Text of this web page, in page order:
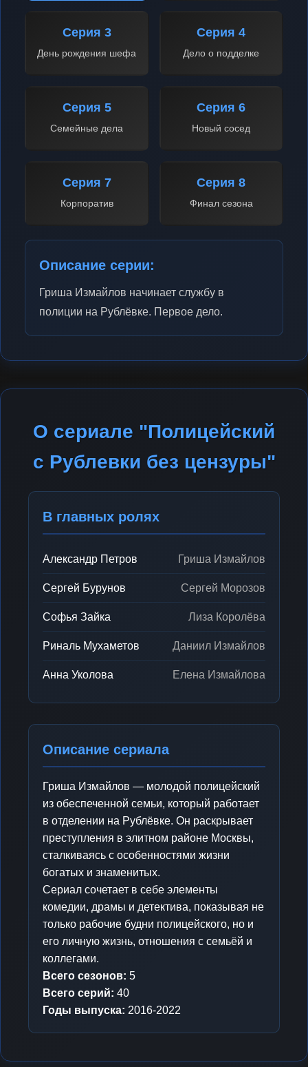
Серия 3
День рождения шефа
Серия 4
Дело о подделке
Серия 5
Семейные дела
Серия 6
Новый сосед
Серия 7
Корпоратив
Серия 8
Финал сезона
Описание серии:
Гриша Измайлов начинает службу в
полиции на Рублёвке. Первое дело.
О сериале "Полицейский
с Рублевки без цензуры"
В главных ролях
Александр Петров Гриша Измайлов
Сергей Бурунов Сергей Морозов
Софья Зайка Лиза Королёва
Риналь Мухаметов Даниил Измайлов
Анна Уколова Елена Измайлова
Описание сериала
Гриша Измайлов — молодой полицейский
из обеспеченной семьи, который работает
в отделении на Рублёвке. Он раскрывает
преступления в элитном районе Москвы,
сталкиваясь с особенностями жизни
богатых и знаменитых.
Сериал сочетает в себе элементы
комедии, драмы и детектива, показывая не
только рабочие будни полицейского, но и
его личную жизнь, отношения с семьёй и
коллегами.
Всего сезонов: 5
Всего серий: 40
Годы выпуска: 2016-2022